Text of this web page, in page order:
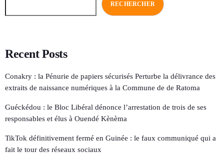
RECHERCHER
Recent Posts
Conakry : la Pénurie de papiers sécurisés Perturbe la délivrance des
extraits de naissance numériques à la Commune de de Ratoma
Guéckédou : le Bloc Libéral dénonce l’arrestation de trois de ses
responsables et élus à Ouendé Kènèma
TikTok définitivement fermé en Guinée : le faux communiqué qui a
fait le tour des réseaux sociaux